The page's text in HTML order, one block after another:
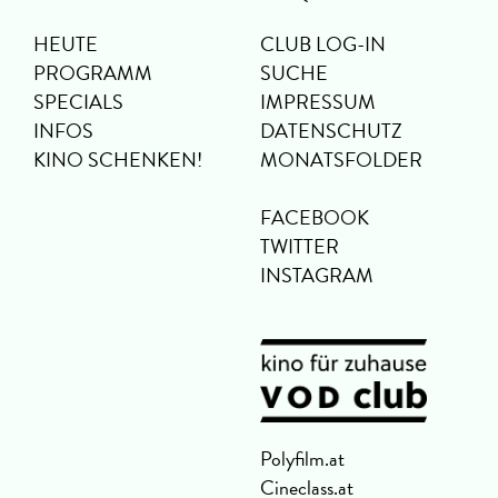
HEUTE
PROGRAMM
SPECIALS
INFOS
KINO SCHENKEN!
CLUB LOG-IN
SUCHE
IMPRESSUM
DATENSCHUTZ
MONATSFOLDER
FACEBOOK
TWITTER
INSTAGRAM
Polyfilm.at
Cineclass.at